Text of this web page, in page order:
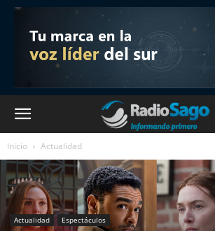
Inicio Actualidad
Actualidad Espectáculos